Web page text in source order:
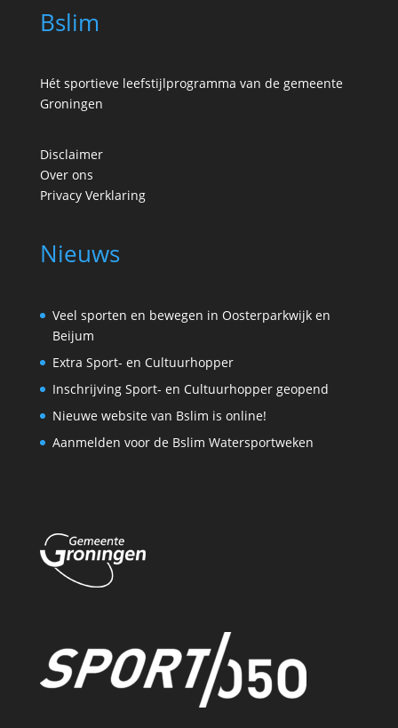
Bslim
Hét sportieve leefstijlprogramma van de gemeente
Groningen
Disclaimer
Over ons
Privacy Verklaring
Nieuws
Veel sporten en bewegen in Oosterparkwijk en
Beijum
Extra Sport- en Cultuurhopper
Inschrijving Sport- en Cultuurhopper geopend
Nieuwe website van Bslim is online!
Aanmelden voor de Bslim Watersportweken